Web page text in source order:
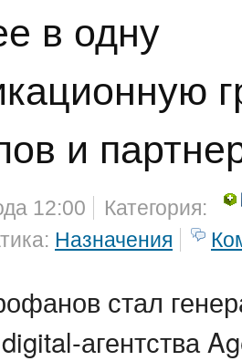
в одну
и
12:00
Категория:
Назначения
стал
агентства